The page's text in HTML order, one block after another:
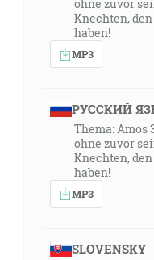
ohne zuvor
Knechten,
haben!
MP3
РУССКИЙ
Thema: Amos
ohne zuvor
Knechten,
haben!
MP3
SLOVENSKY